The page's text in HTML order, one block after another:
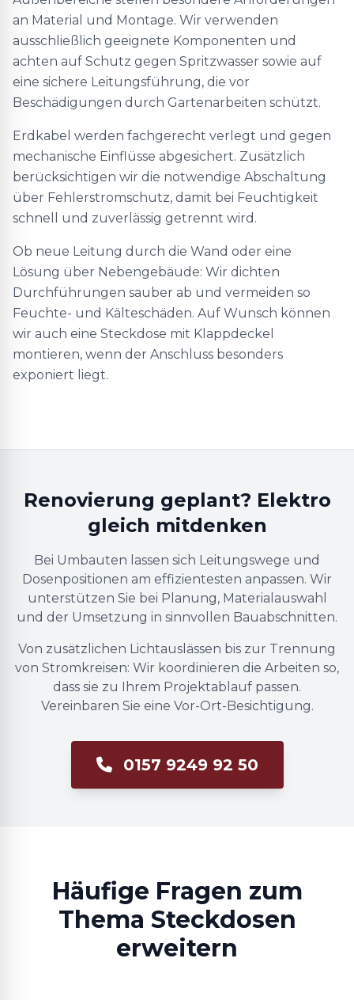
an Material und Montage. Wir verwenden
ausschließlich geeignete Komponenten und
achten auf Schutz gegen Spritzwasser sowie auf
eine sichere Leitungsführung, die vor
Beschädigungen durch Gartenarbeiten schützt.
Erdkabel werden fachgerecht verlegt und gegen
mechanische Einflüsse abgesichert. Zusätzlich
berücksichtigen wir die notwendige Abschaltung
über Fehlerstromschutz, damit bei Feuchtigkeit
schnell und zuverlässig getrennt wird.
Ob neue Leitung durch die Wand oder eine
Lösung über Nebengebäude: Wir dichten
Durchführungen sauber ab und vermeiden so
Feuchte- und Kälteschäden. Auf Wunsch können
wir auch eine Steckdose mit Klappdeckel
montieren, wenn der Anschluss besonders
exponiert liegt.
Renovierung geplant? Elektro
gleich mitdenken
Bei Umbauten lassen sich Leitungswege und
Dosenpositionen am effizientesten anpassen. Wir
unterstützen Sie bei Planung, Materialauswahl
und der Umsetzung in sinnvollen Bauabschnitten.
Von zusätzlichen Lichtauslässen bis zur Trennung
von Stromkreisen: Wir koordinieren die Arbeiten so,
dass sie zu Ihrem Projektablauf passen.
Vereinbaren Sie eine Vor-Ort-Besichtigung.
0157 9249 92 50
Häufige Fragen zum
Thema Steckdosen
erweitern